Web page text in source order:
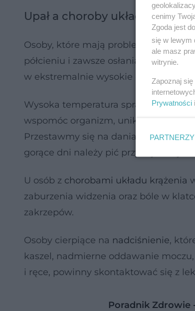
Upał a choroby układu
Osoby, które mają problemy
półcieniu i zawsze osłaniać głowę
w ekstremalnie wysokie góry.
Wysoka temperatura sprawia, że
wspomóc organizm, unikajmy
Przestawmy się na dania lekkie i
gorące dni należy pić przynajmniej 2
U osób z chorobami układu krążenia
zaburzenia widzenia oraz bóle w
zakrzepów.
Osoby cierpiące na nadciśnienie,
kaszel, nadmierne oddawanie moczu,
i ręce, powinny skontaktować się z
Poradnik Zdrowie
cenimy
Zgoda jest
się w lewym
ale masz
witrynie.
Zapoznaj
Prywatności i
PARTNERZY